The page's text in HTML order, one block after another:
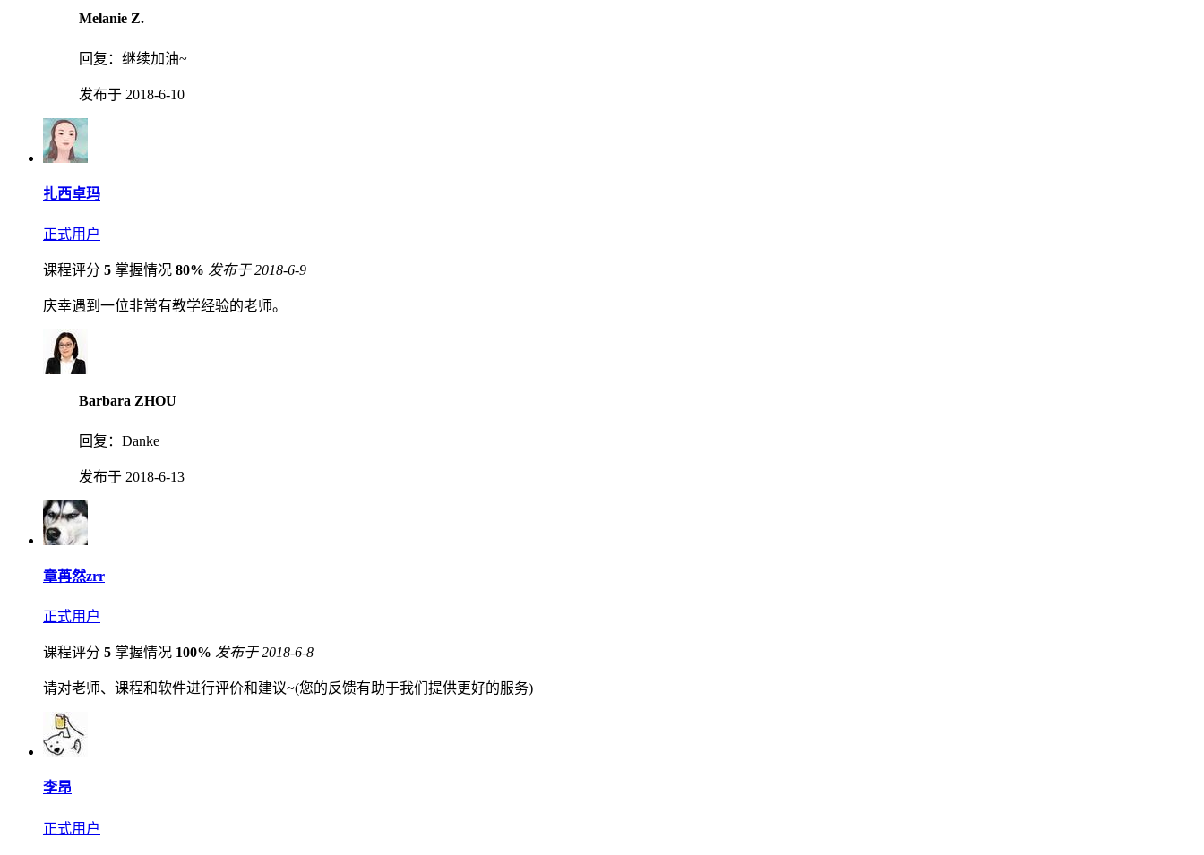
Melanie Z.
回复： 继续加油~
发布于 2018-6-10
扎西卓玛
正式用户
课程评分 5 掌握情况 80% 发布于 2018-6-9
庆幸遇到一位非常有教学经验的老师。
Barbara ZHOU
回复： Danke
发布于 2018-6-13
章苒然zrr
正式用户
课程评分 5 掌握情况 100% 发布于 2018-6-8
请对老师、课程和软件进行评价和建议~(您的反馈有助于我们提供更好的服务)
李昂
正式用户